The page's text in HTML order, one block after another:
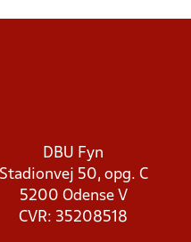
DBU Fyn
Stadionvej 50, opg. C
5200 Odense V
CVR: 35208518